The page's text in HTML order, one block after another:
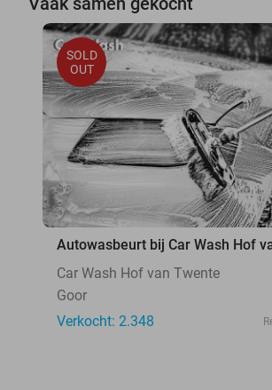
SOLD
OUT
Autowasbeurt bij Car Wash Hof
Car Wash Hof van Twente
Goor
Verkocht: 2.348